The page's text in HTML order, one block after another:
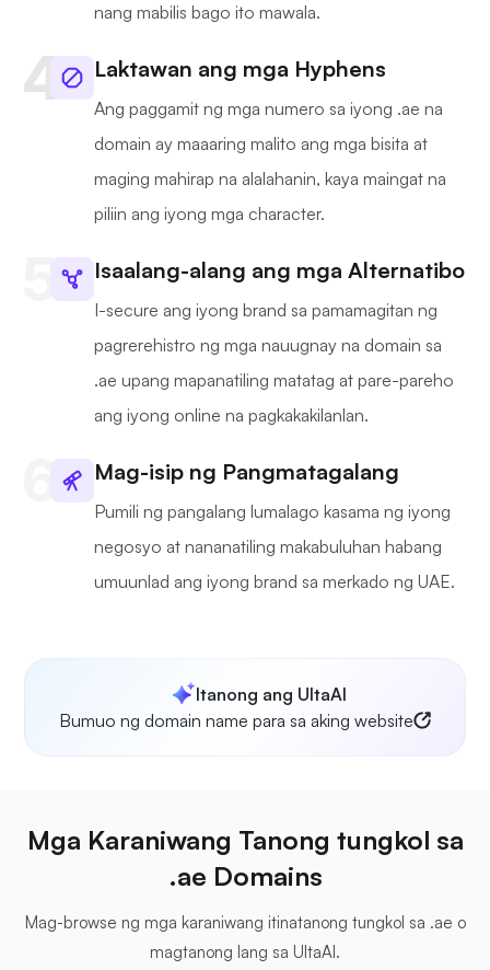
nang mabilis bago ito mawala.
Laktawan ang mga Hyphens
Ang paggamit ng mga numero sa iyong .ae na
domain ay maaaring malito ang mga bisita at
maging mahirap na alalahanin, kaya maingat na
piliin ang iyong mga character.
Isaalang-alang ang mga Alternatibo
I-secure ang iyong brand sa pamamagitan ng
pagrerehistro ng mga nauugnay na domain sa
.ae upang mapanatiling matatag at pare-pareho
ang iyong online na pagkakakilanlan.
Mag-isip ng Pangmatagalang
Pumili ng pangalang lumalago kasama ng iyong
negosyo at nananatiling makabuluhan habang
umuunlad ang iyong brand sa merkado ng UAE.
Itanong ang UltaAI
Bumuo ng domain name para sa aking website
Mga Karaniwang Tanong tungkol sa
.ae Domains
Mag-browse ng mga karaniwang itinatanong tungkol sa .ae o
magtanong lang sa UltaAI.